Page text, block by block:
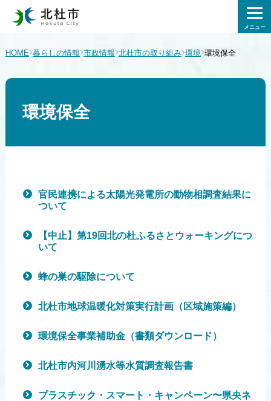
メニュー
HOME›暮らしの情報›市政情報›北杜市の取り組み›環境›環境保全
環境保全
官民連携による太陽光発電所の動物相調査結果に
ついて
【中止】第19回北の杜ふるさとウォーキングにつ
いて
蜂の巣の駆除について
北杜市地球温暖化対策実行計画（区域施策編）
環境保全事業補助金（書類ダウンロード）
北杜市内河川湧水等水質調査報告書
プラスチック・スマート・キャンペーン〜県央ネ